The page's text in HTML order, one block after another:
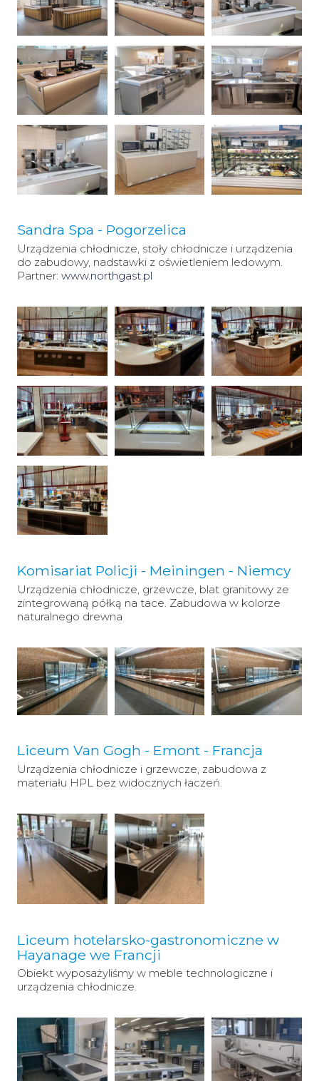
Sandra Spa - Pogorzelica
Urządzenia chłodnicze, stoły chłodnicze i urządzenia
do zabudowy, nadstawki z oświetleniem ledowym.
Partner: www.northgast.pl
Komisariat Policji - Meiningen - Niemcy
Urządzenia chłodnicze, grzewcze, blat granitowy ze
zintegrowaną półką na tace. Zabudowa w kolorze
naturalnego drewna
Liceum Van Gogh - Emont - Francja
Urządzenia chłodnicze i grzewcze, zabudowa z
materiału HPL bez widocznych łaczeń.
Liceum hotelarsko-gastronomiczne w
Hayanage we Francji
Obiekt wyposażyliśmy w meble technologiczne i
urządzenia chłodnicze.